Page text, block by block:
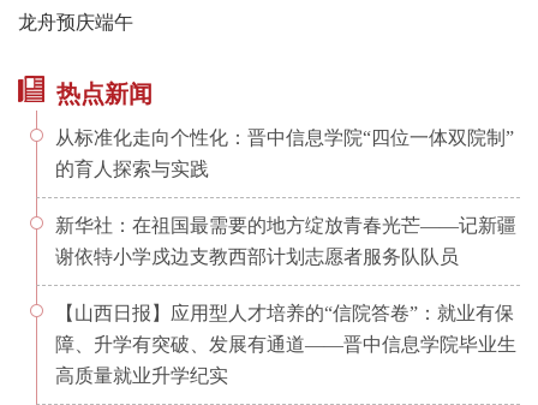
龙舟预庆端午
热点新闻
从标准化走向个性化：晋中信息学院“四位一体双院制”
的育人探索与实践
新华社：在祖国最需要的地方绽放青春光芒——记新疆
谢依特小学戍边支教西部计划志愿者服务队队员
【山西日报】应用型人才培养的“信院答卷”：就业有保
障、升学有突破、发展有通道——晋中信息学院毕业生
高质量就业升学纪实